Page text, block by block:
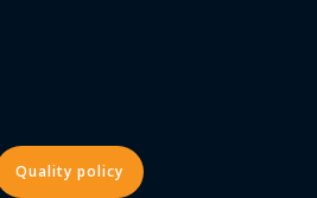
Quality policy